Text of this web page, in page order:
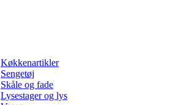
Køkkenartikler
Sengetøj
Skåle og fade
Lysestager og lys